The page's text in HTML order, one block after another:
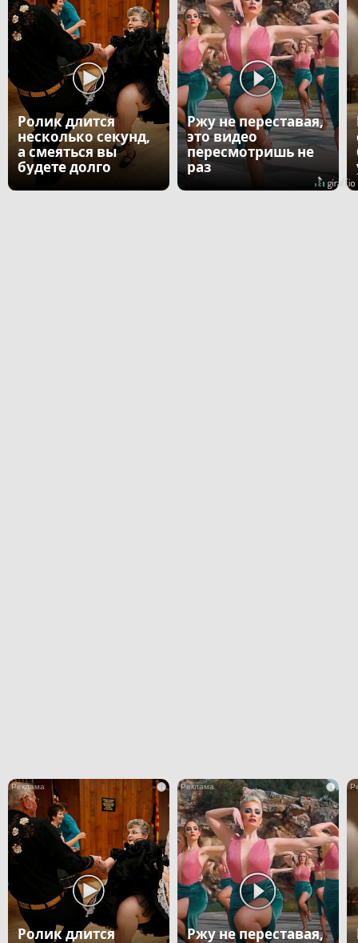
Ролик длится
несколько секунд,
а смеяться вы
будете долго
Ржу не переставая,
это видео
пересмотришь не
раз
i
Ролик длится
i
Ржу не переставая,